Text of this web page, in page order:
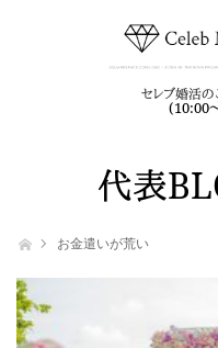
セレブ婚活
(10:00
代表
ホームお金遣いが荒い